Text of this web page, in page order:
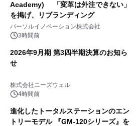
Academy) 「変革は外注できない」
を掲げ、リブランディング
パーソルイノベーション株式会社
3時間前
2026年9月期 第3四半期決算のお知ら
せ
株式会社ニーズウェル
4時間前
進化したトータルステーションのエン
トリーモデル 『GM-120シリーズ』を